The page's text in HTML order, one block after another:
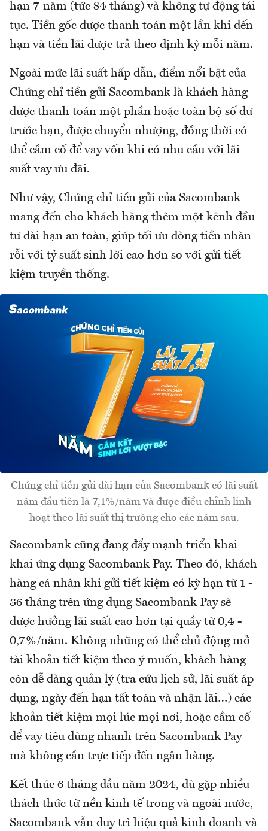
hạn 7 năm (tức 84 tháng) và không tự động tái
tục. Tiền gốc được thanh toán một lần khi đến
hạn và tiền lãi được trả theo định kỳ mỗi năm.
Ngoài mức lãi suất hấp dẫn, điểm nổi bật của
Chứng chỉ tiền gửi Sacombank là khách hàng
được thanh toán một phần hoặc toàn bộ số dư
trước hạn, được chuyển nhượng, đồng thời có
thể cầm cố để vay vốn khi có nhu cầu với lãi
suất vay ưu đãi.
Như vậy, Chứng chỉ tiền gửi của Sacombank
mang đến cho khách hàng thêm một kênh đầu
tư dài hạn an toàn, giúp tối ưu dòng tiền nhàn
rỗi với tỷ suất sinh lời cao hơn so với gửi tiết
kiệm truyền thống.
Chứng chỉ tiền gửi dài hạn của Sacombank có lãi suất
năm đầu tiên là 7,1%/năm và được điều chỉnh linh
hoạt theo lãi suất thị trường cho các năm sau.
Sacombank cũng đang đẩy mạnh triển khai
khai ứng dụng Sacombank Pay. Theo đó, khách
hàng cá nhân khi gửi tiết kiệm có kỳ hạn từ 1 -
36 tháng trên ứng dụng Sacombank Pay sẽ
được hưởng lãi suất cao hơn tại quầy từ 0,4 -
0,7%/năm. Không những có thể chủ động mở
tài khoản tiết kiệm theo ý muốn, khách hàng
còn dễ dàng quản lý (tra cứu lịch sử, lãi suất áp
dụng, ngày đến hạn tất toán và nhận lãi…) các
khoản tiết kiệm mọi lúc mọi nơi, hoặc cầm cố
để vay tiêu dùng nhanh trên Sacombank Pay
mà không cần trực tiếp đến ngân hàng.
Kết thúc 6 tháng đầu năm 2024, dù gặp nhiều
thách thức từ nền kinh tế trong và ngoài nước,
Sacombank vẫn duy trì hiệu quả kinh doanh và